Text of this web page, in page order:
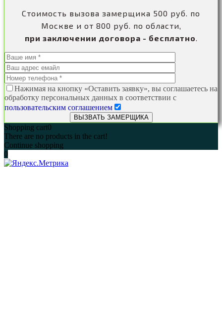
Стоимость вызова замерщика 500 руб. по
Москве и от 800 руб. по области,
при заключении договора - бесплатно.
Нажимая на кнопку «Оставить заявку», вы соглашаетесь на
обработку персональных данных в соответствии с
пользовательским соглашением
Shopping cart0
There are no products in the cart!
Continue shopping
0